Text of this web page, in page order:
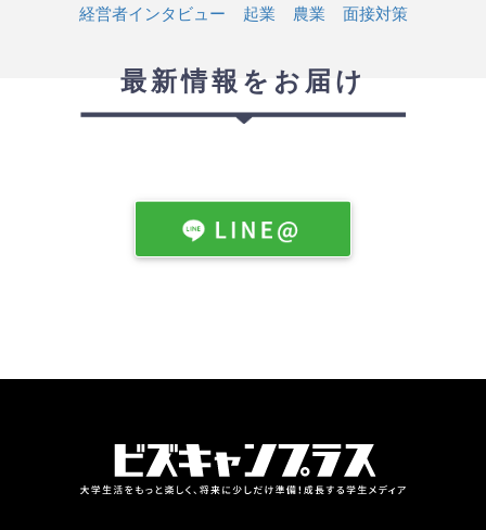
経営者インタビュー
起業 農業 面接対策
最新情報をお届け